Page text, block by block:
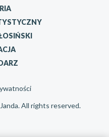
All rights reserved.